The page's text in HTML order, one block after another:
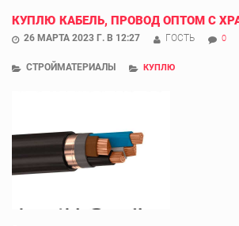
КУПЛЮ КАБЕЛЬ, ПРОВОД ОПТОМ С
26 МАРТА 2023 Г. В 12:27 ГОСТЬ 0
СТРОЙМАТЕРИАЛЫ КУПЛЮ